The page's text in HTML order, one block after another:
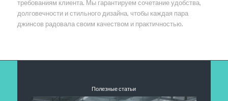
требованиям клиента. Мы гарантируем сочетание удобства,
долговечности и стильного дизайна, чтобы каждая пара
джинсов радовала своим качеством и практичностью.
Полезные статьи